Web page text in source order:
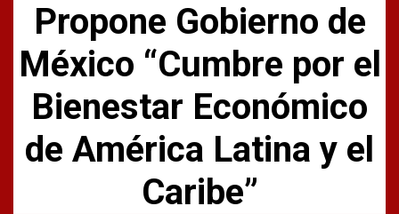
Propone Gobierno de
México “Cumbre por el
Bienestar Económico
de América Latina y el
Caribe”